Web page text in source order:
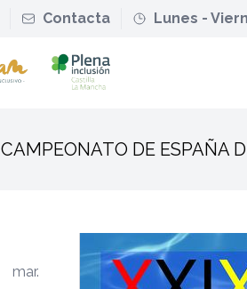
Contacta Lunes -
CAMPEONATO DE ESPAÑA
mar.